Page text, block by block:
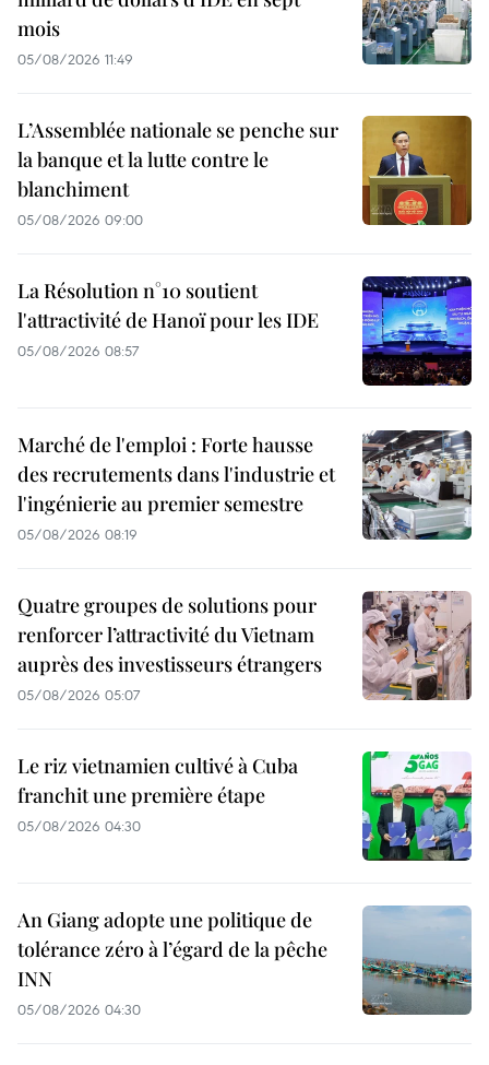
mois
05/08/2026 11:49
L’Assemblée nationale se penche sur
la banque et la lutte contre le
blanchiment
05/08/2026 09:00
La Résolution n°10 soutient
l'attractivité de Hanoï pour les IDE
05/08/2026 08:57
Marché de l'emploi : Forte hausse
des recrutements dans l'industrie et
l'ingénierie au premier semestre
05/08/2026 08:19
Quatre groupes de solutions pour
renforcer l’attractivité du Vietnam
auprès des investisseurs étrangers
05/08/2026 05:07
Le riz vietnamien cultivé à Cuba
franchit une première étape
05/08/2026 04:30
An Giang adopte une politique de
tolérance zéro à l’égard de la pêche
INN
05/08/2026 04:30